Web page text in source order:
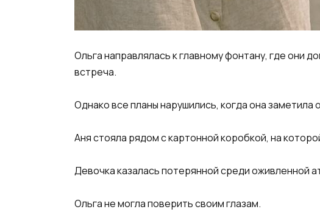
Ольга направлялась к главному фонтану, где они
встреча.
Однако все планы нарушились, когда она
Аня стояла рядом с картонной коробкой, на
Девочка казалась потерянной среди оживленной
Ольга не могла поверить своим глазам.